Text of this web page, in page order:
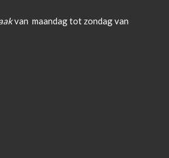
voor en achter
van maandag tot zondag van